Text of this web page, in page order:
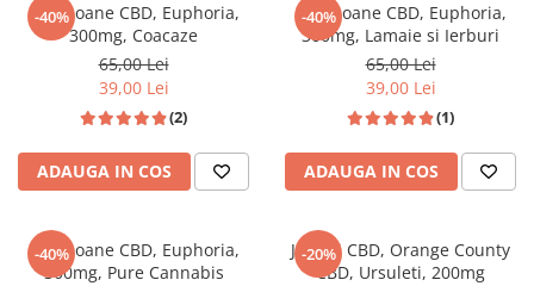
-40%
Bomboane CBD, Euphoria,
300mg, Coacaze
65,00 Lei
39,00 Lei
(2)
ADAUGA IN COS
-40%
Bomboane CBD, Euphoria,
300mg, Lamaie si Ierburi
65,00 Lei
39,00 Lei
(1)
ADAUGA IN COS
-40%
Bomboane CBD, Euphoria,
300mg, Pure Cannabis
-20%
Jeleuri CBD, Orange County
CBD, Ursuleti, 200mg